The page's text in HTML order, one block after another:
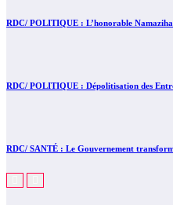
RDC/ POLITIQUE : L’honorable
RDC/ POLITIQUE : Dépolitisation des
RDC/ SANTÉ : Le Gouvernement